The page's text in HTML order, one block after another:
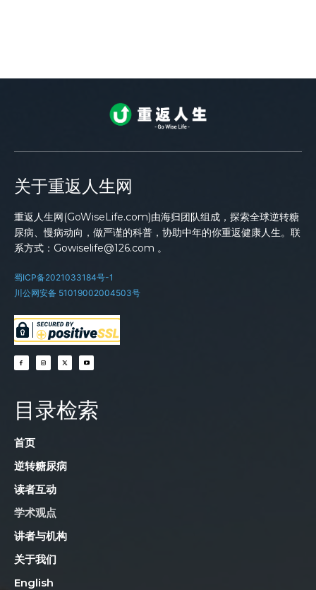
关于重返人生网
重返人生网(GoWiseLife.com)由海归团队组成，探索全球逆转糖
尿病、慢病动向，做严谨的科普，协助中年的你重返健康人生。联
系方式：Gowiselife@126.com 。
蜀ICP备2021033184号-1
川公网安备 51019002004503号
目录检索
首页
逆转糖尿病
读者互动
学术观点
讲者与机构
关于我们
English